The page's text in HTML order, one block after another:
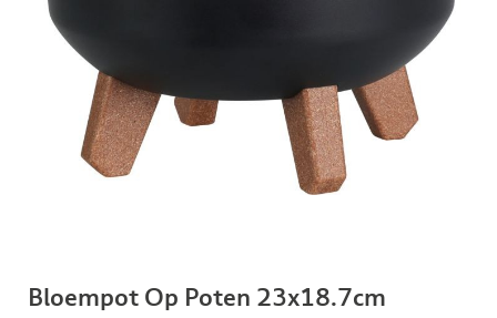
Bloempot Op Poten 23x18.7cm